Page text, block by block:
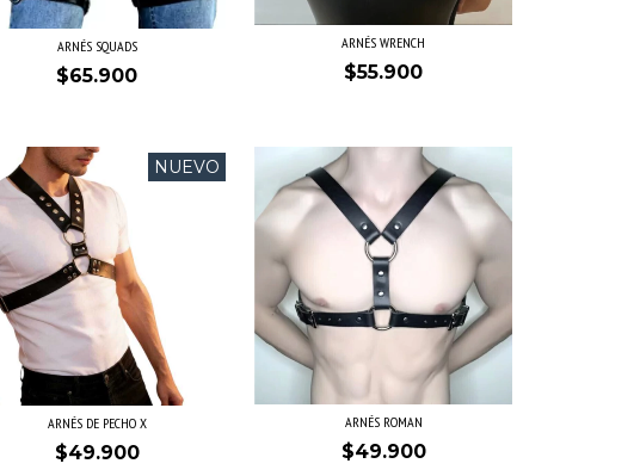
ARNÉS SQUADS
$65.900
ARNÉS WRENCH
$55.900
NUEVO
ARNÉS DE PECHO X
$49.900
ARNÉS ROMAN
$49.900